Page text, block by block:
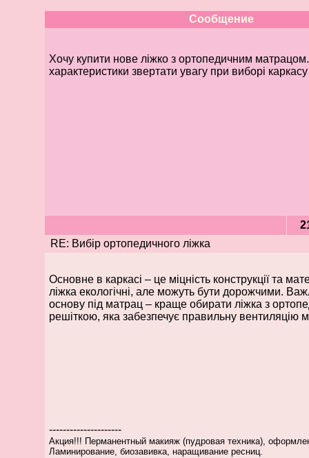
Сообщение
Хочу купити нове ліжко з ортопедичним
характеристики звертати увагу при виборі
RE: Вибір ортопедичного ліжка
Основне в каркасі – це міцність конструкції та
ліжка екологічні, але можуть бути дорожчими.
основу під матрац – краще обирати ліжка з
решіткою, яка забезпечує правильну вентиляцію
---------------------
Акция!!! Перманентный макияж (пудровая техника),
Ламинирование, биозавивка, наращивание ресниц.